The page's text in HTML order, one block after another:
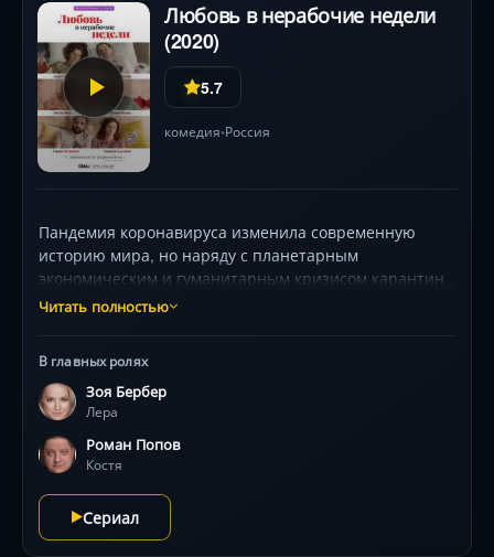
Любовь в нерабочие недели
(2020)
5.7
комедия•Россия
Пандемия коронавируса изменила современную
историю мира, но наряду с планетарным
экономическим и гуманитарным кризисом карантин
отразился и на бытовой, повседневной жизни
попадая при этом в различные, зачастую комичные
ситуации. У каждого из них своя история и свои
оригинальные условия карантина, который, конечно
же, закончится и обязательно изменит героев к
лучшему.
Читать полностью
В главных ролях
Зоя Бербер
Лера
Роман Попов
Костя
Сериал